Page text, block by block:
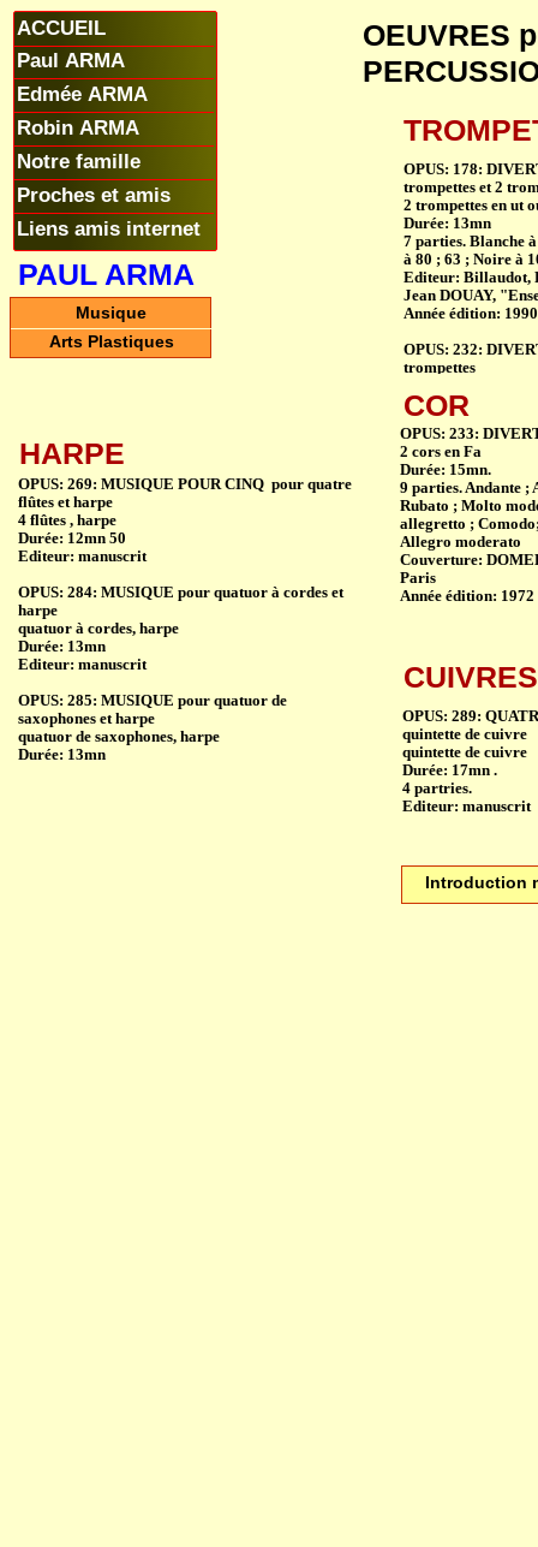
Introduction
OEUVRES
OPUS: 233:
2 cors en Fa
Durée: 15mn.
9 parties. Andante ;
Rubato ; Molto
allegretto ;
Allegro moderato
Couverture:
Paris
Année édition: 1972
COR
OPUS: 178:
trompettes et 2
2 trompettes en ut
Durée: 13mn
7 parties. Blanche
à 80 ; 63 ; Noire à
Editeur: Billaudot,
Jean DOUAY,
Année édition: 1990
OPUS: 232:
trompettes
Durée: 15mn.
9 parties. Andante
Rubato ; Molto
Poco allegretto;
Couverture:
Editeur: Chappell,
Année édition: 1972
CUIVRES
OPUS: 289:
quintette de cuivre
quintette de cuivre
Durée: 17mn .
4 partries.
Editeur: manuscrit
OPUS: 269: MUSIQUE POUR CINQ pour quatre
flûtes et harpe
4 flûtes , harpe
Durée: 12mn 50
Editeur: manuscrit
OPUS: 284: MUSIQUE pour quatuor à cordes et
harpe
quatuor à cordes, harpe
Durée: 13mn
Editeur: manuscrit
OPUS: 285: MUSIQUE pour quatuor de
saxophones et harpe
quatuor de saxophones, harpe
Durée: 13mn
HARPE
PAUL ARMA
Musique
Arts Plastiques
ACCUEIL
Paul ARMA
Edmée ARMA
Robin ARMA
Notre famille
Proches et amis
Liens amis internet